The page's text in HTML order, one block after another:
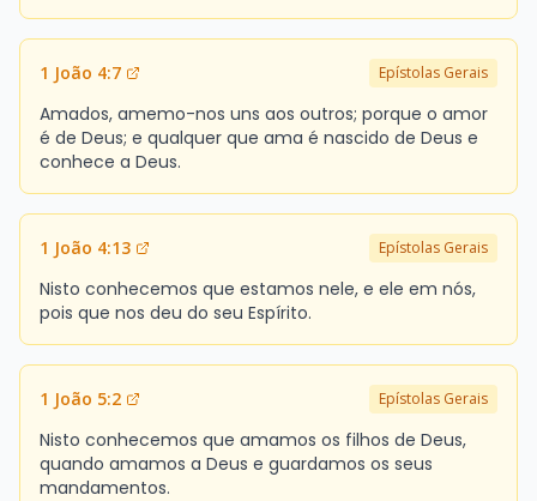
1 João 4:7 Epístolas Gerais
Amados, amemo-nos uns aos outros; porque o amor
é de Deus; e qualquer que ama é nascido de Deus e
conhece a Deus.
1 João 4:13 Epístolas Gerais
Nisto conhecemos que estamos nele, e ele em nós,
pois que nos deu do seu Espírito.
1 João 5:2 Epístolas Gerais
Nisto conhecemos que amamos os filhos de Deus,
quando amamos a Deus e guardamos os seus
mandamentos.